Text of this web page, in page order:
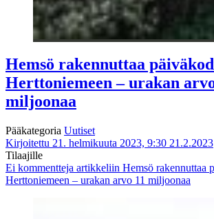
Hemsö rakennuttaa
Herttoniemeen – urakan
miljoonaa
Pääkategoria Uutiset
Kirjoitettu 21. helmikuuta 2023, 9:30 21.2.2023
Tilaajille
Ei kommentteja artikkeliin Hemsö rakennuttaa
Herttoniemeen – urakan arvo 11 miljoonaa